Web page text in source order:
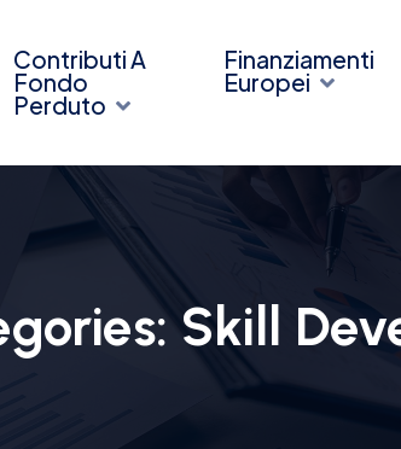
Contributi A
Fondo
Perduto
Finanziamenti
Europei
Skill